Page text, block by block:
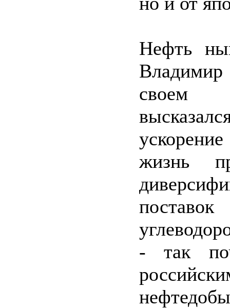
Нефть
своем
жизнь
поставок
- так